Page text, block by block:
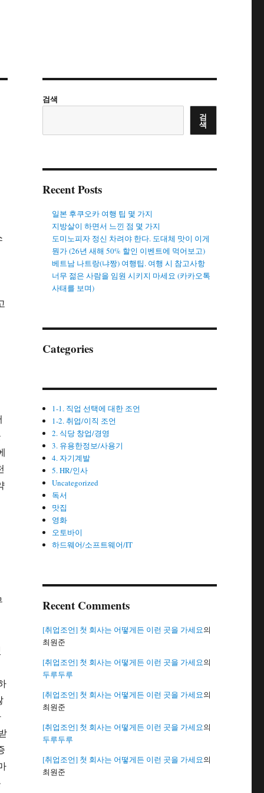
검색
검
색
Recent Posts
일본 후쿠오카 여행 팁 몇 가지
지방살이 하면서 느낀 점 몇 가지
도미노피자 정신 차려야 한다. 도대체 맛이 이게
뭔가 (26년 새해 50% 할인 이벤트에 먹어보고)
베트남 나트랑(냐짱) 여행팁. 여행 시 참고사항
너무 젊은 사람을 임원 시키지 마세요 (카카오톡
사태를 보며)
Categories
1-1. 직업 선택에 대한 조언
1-2. 취업/이직 조언
2. 식당 창업/경영
3. 유용한정보/사용기
4. 자기계발
5. HR/인사
Uncategorized
독서
맛집
영화
오토바이
하드웨어/소프트웨어/IT
Recent Comments
[취업조언] 첫 회사는 어떻게든 이런 곳을 가세요의
최원준
[취업조언] 첫 회사는 어떻게든 이런 곳을 가세요의
두루두루
[취업조언] 첫 회사는 어떻게든 이런 곳을 가세요의
최원준
[취업조언] 첫 회사는 어떻게든 이런 곳을 가세요의
두루두루
[취업조언] 첫 회사는 어떻게든 이런 곳을 가세요의
최원준